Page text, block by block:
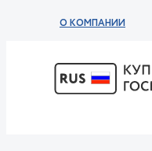
О КОМПАНИИ